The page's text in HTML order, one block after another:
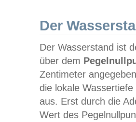
Der
Der Wasserstand ist
über dem
Zentimeter
die lokale
aus. Erst durch die
Wert des